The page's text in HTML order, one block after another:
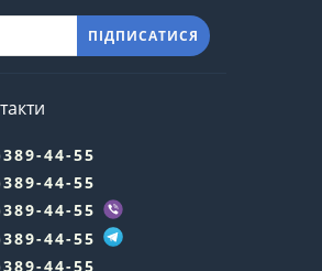
ПІДПИСАТИСЯ
44-55
44-55
44-55
44-55
44-55